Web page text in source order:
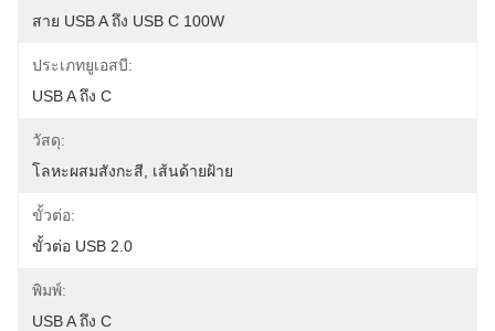
สาย USB A ถึง USB C 100W
ประเภทยูเอสบี:
USB A ถึง C
วัสดุ:
โลหะผสมสังกะสี, เส้นด้ายฝ้าย
ขั้วต่อ:
ขั้วต่อ USB 2.0
พิมพ์:
USB A ถึง C